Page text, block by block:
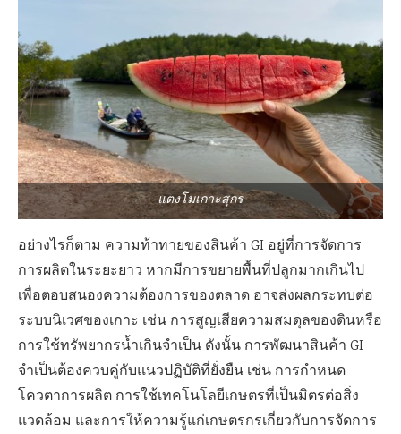
แตงโมเกาะสุกร
อย่างไรก็ตาม ความท้าทายของสินค้า GI อยู่ที่การจัดการ
การผลิตในระยะยาว หากมีการขยายพื้นที่ปลูกมากเกินไป
เพื่อตอบสนองความต้องการของตลาด อาจส่งผลกระทบต่อ
ระบบนิเวศของเกาะ เช่น การสูญเสียความสมดุลของดินหรือ
การใช้ทรัพยากรน้ำเกินจำเป็น ดังนั้น การพัฒนาสินค้า GI
จำเป็นต้องควบคู่กับแนวปฏิบัติที่ยั่งยืน เช่น การกำหนด
โควตาการผลิต การใช้เทคโนโลยีเกษตรที่เป็นมิตรต่อสิ่ง
แวดล้อม และการให้ความรู้แก่เกษตรกรเกี่ยวกับการจัดการ